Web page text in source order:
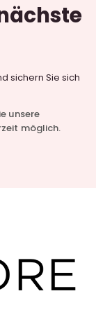
sichern Sie sich
unsere
möglich.